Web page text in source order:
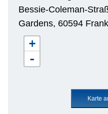
Bessie-Coleman-
Gardens, 60594
+
-